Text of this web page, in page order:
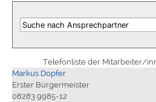
Telefonliste der Mitarbeiter/
Markus Dopfer
Erster Bürgermeister
08283 9985-12